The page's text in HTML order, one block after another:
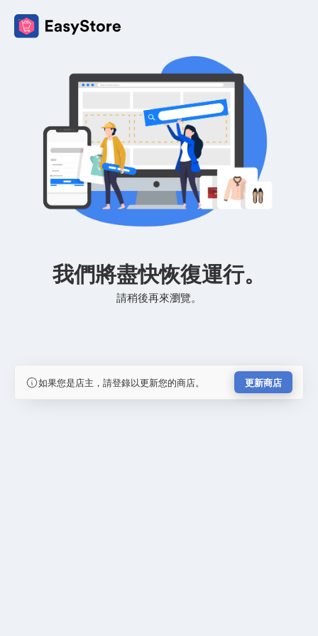
我們將盡快恢復運行。
請稍後再來瀏覽。
如果您是店主，請登錄以更新您的商店。 更新商店